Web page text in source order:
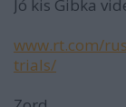
Jó kis Gibka
www.rt.com/
trials/